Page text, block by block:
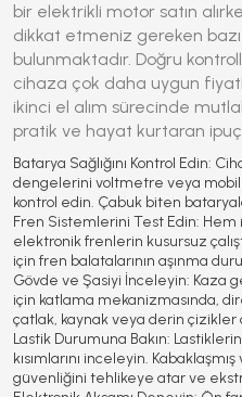
bir elektrikli motor satın
dikkat etmeniz gereken
bulunmaktadır. Doğru
cihaza çok daha uygun
ikinci el alım sürecinde
pratik ve hayat kurtaran
Batarya Sağlığını Kontrol Edin:
dengelerini voltmetre veya
kontrol edin. Çabuk biten
Fren Sistemlerini Test Edin: Hem
elektronik frenlerin kusursuz
için fren balatalarının aşınma
Gövde ve Şasiyi İnceleyin: Kaza
için katlama mekanizmasında,
çatlak, kaynak veya derin çizikler
Lastik Durumuna Bakın:
kısımlarını inceleyin.
güvenliğini tehlikeye atar ve